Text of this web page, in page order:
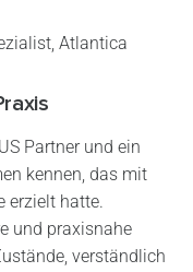
Atlantica
Partner und ein
kennen, das mit
erzielt hatte.
und praxisnahe
verständlich